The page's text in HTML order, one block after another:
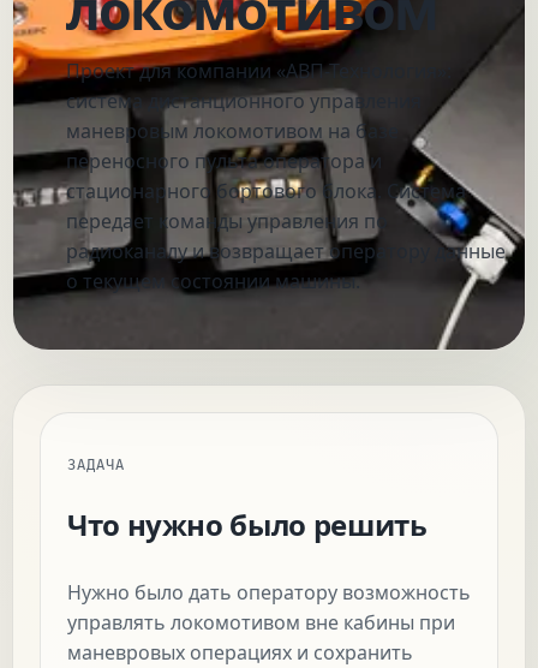
Проект для компании «АВП-Технология»:
система дистанционного управления
маневровым локомотивом на базе
переносного пульта оператора и
стационарного бортового блока. Система
передает команды управления по
радиоканалу и возвращает оператору данные
о текущем состоянии машины.
ЗАДАЧА
Что нужно было решить
Нужно было дать оператору возможность
управлять локомотивом вне кабины при
маневровых операциях и сохранить